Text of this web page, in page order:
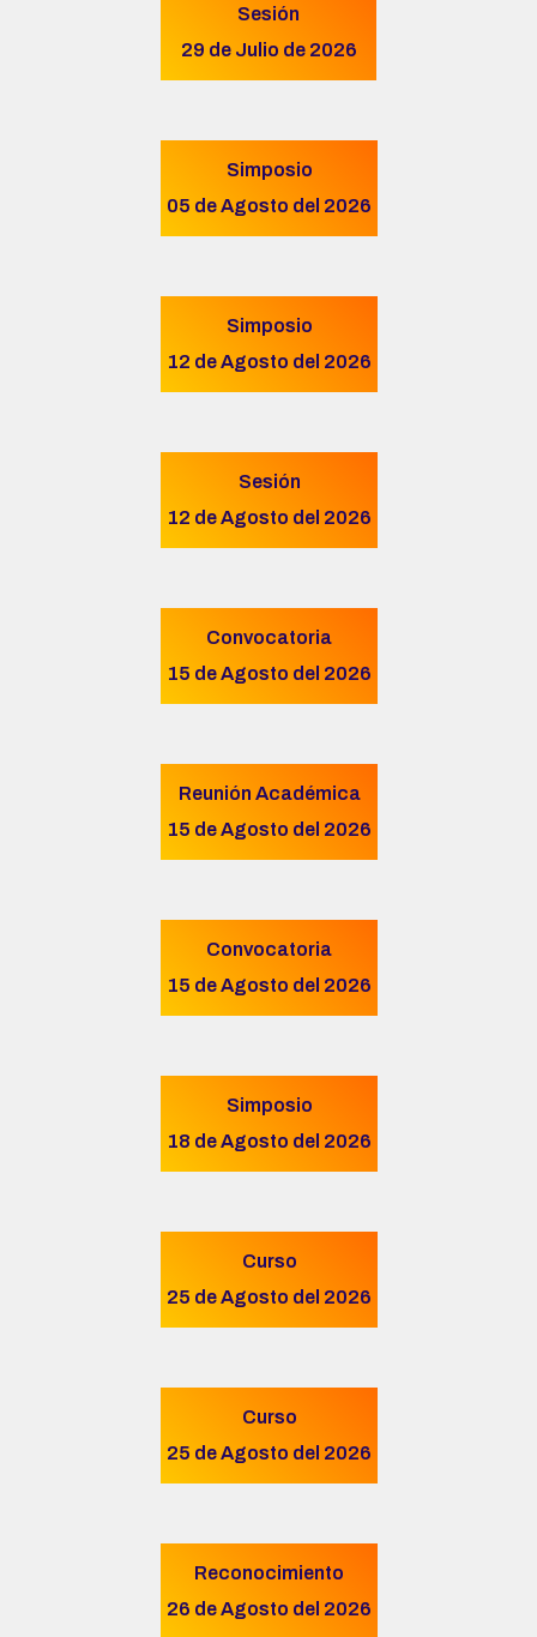
Sesión
29 de Julio de 2026
Simposio
05 de Agosto del 2026
Simposio
12 de Agosto del 2026
Sesión
12 de Agosto del 2026
Convocatoria
15 de Agosto del 2026
Reunión Académica
15 de Agosto del 2026
Convocatoria
15 de Agosto del 2026
Simposio
18 de Agosto del 2026
Curso
25 de Agosto del 2026
Curso
25 de Agosto del 2026
Reconocimiento
26 de Agosto del 2026